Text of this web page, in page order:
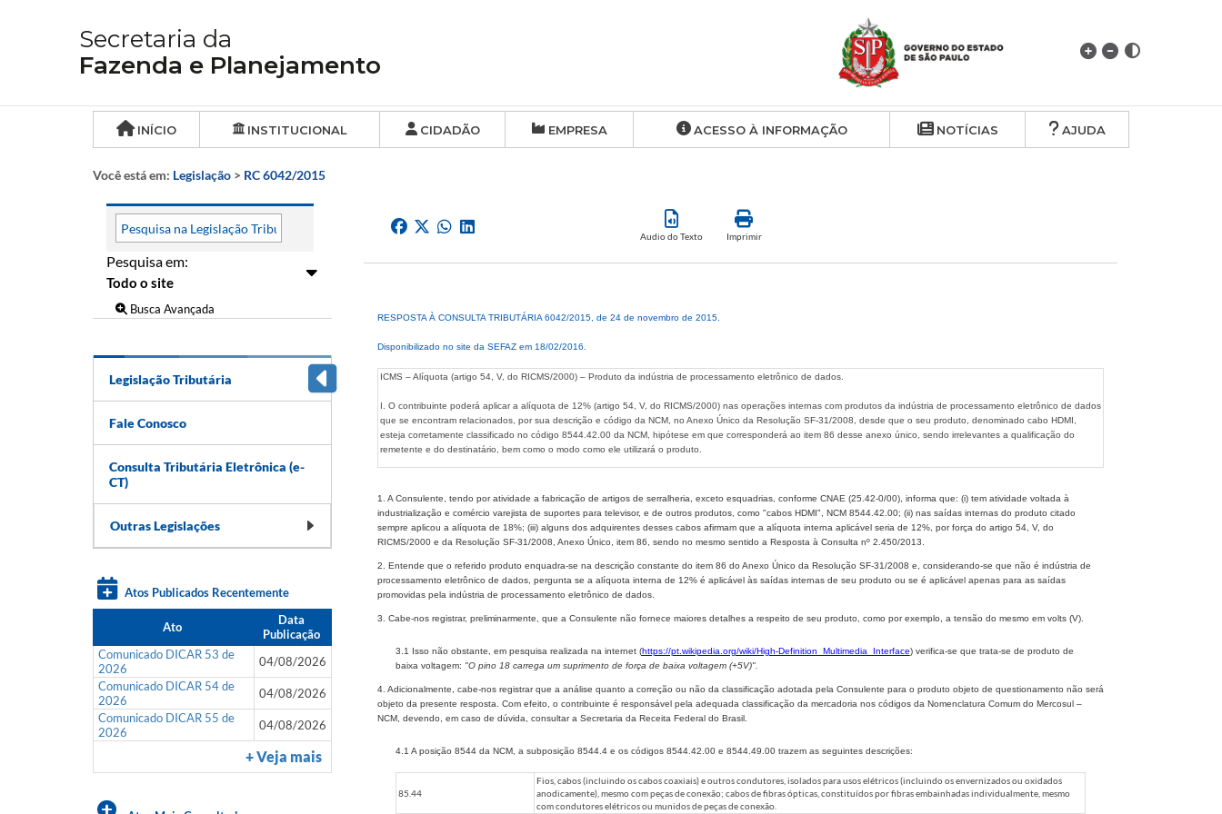
Secretaria da
Fazenda e Planejamento
INÍCIO INSTITUCIONAL CIDADÃO EMPRESA ACESSO À INFORMAÇÃO NOTÍCIAS AJUDA
Você está em: Legislação > RC 6042/2015
Pesquisa em:
Busca Avançada
Legislação Tributária
Fale Conosco
Consulta Tributária Eletrônica (e-
CT)
Outras Legislações
Atos Publicados Recentemente
Ato
Data
Publicação
Comunicado DICAR 53 de
2026
04/08/2026
Comunicado DICAR 54 de
2026
04/08/2026
Comunicado DICAR 55 de
2026
04/08/2026
+ Veja mais
Audio do Texto Imprimir
RESPOSTA À CONSULTA TRIBUTÁRIA 6042/2015, de 24 de novembro de 2015.
Disponibilizado no site da SEFAZ em 18/02/2016.
ICMS – Alíquota (artigo 54, V, do RICMS/2000) – Produto da indústria de processamento eletrônico de dados.
I. O contribuinte poderá aplicar a alíquota de 12% (artigo 54, V, do RICMS/2000) nas operações internas com produtos da indústria de processamento eletrônico de dados
que se encontram relacionados, por sua descrição e código da NCM, no Anexo Único da Resolução SF-31/2008, desde que o seu produto, denominado cabo HDMI,
esteja corretamente classificado no código 8544.42.00 da NCM, hipótese em que corresponderá ao item 86 desse anexo único, sendo irrelevantes a qualificação do
remetente e do destinatário, bem como o modo como ele utilizará o produto.
1. A Consulente, tendo por atividade a fabricação de artigos de serralheria, exceto esquadrias, conforme CNAE (25.42-0/00), informa que: (i) tem atividade voltada à
industrialização e comércio varejista de suportes para televisor, e de outros produtos, como "cabos HDMI", NCM 8544.42.00; (ii) nas saídas internas do produto citado
sempre aplicou a alíquota de 18%; (iii) alguns dos adquirentes desses cabos afirmam que a alíquota interna aplicável seria de 12%, por força do artigo 54, V, do
RICMS/2000 e da Resolução SF-31/2008, Anexo Único, item 86, sendo no mesmo sentido a Resposta à Consulta nº 2.450/2013.
2. Entende que o referido produto enquadra-se na descrição constante do item 86 do Anexo Único da Resolução SF-31/2008 e, considerando-se que não é indústria de
processamento eletrônico de dados, pergunta se a alíquota interna de 12% é aplicável às saídas internas de seu produto ou se é aplicável apenas para as saídas
promovidas pela indústria de processamento eletrônico de dados.
3. Cabe-nos registrar, preliminarmente, que a Consulente não fornece maiores detalhes a respeito de seu produto, como por exemplo, a tensão do mesmo em volts (V).
3.1 Isso não obstante, em pesquisa realizada na internet (https://pt.wikipedia.org/wiki/High-Definition_Multimedia_Interface) verifica-se que trata-se de produto de
baixa voltagem: "O pino 18 carrega um suprimento de força de baixa voltagem (+5V)".
4. Adicionalmente, cabe-nos registrar que a análise quanto a correção ou não da classificação adotada pela Consulente para o produto objeto de questionamento não será
objeto da presente resposta. Com efeito, o contribuinte é responsável pela adequada classificação da mercadoria nos códigos da Nomenclatura Comum do Mercosul –
NCM, devendo, em caso de dúvida, consultar a Secretaria da Receita Federal do Brasil.
4.1 A posição 8544 da NCM, a subposição 8544.4 e os códigos 8544.42.00 e 8544.49.00 trazem as seguintes descrições:
85.44
Fios, cabos (incluindo os cabos coaxiais) e outros condutores, isolados para usos elétricos (incluindo os envernizados ou oxidados
anodicamente), mesmo com peças de conexão; cabos de fibras ópticas, constituídos por fibras embainhadas individualmente, mesmo
com condutores elétricos ou munidos de peças de conexão.